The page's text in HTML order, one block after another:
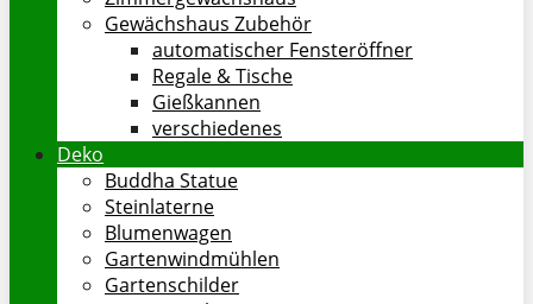
Gewächshaus Zubehör
automatischer Fensteröffner
Regale & Tische
Gießkannen
verschiedenes
Deko
Buddha Statue
Steinlaterne
Blumenwagen
Gartenwindmühlen
Gartenschilder